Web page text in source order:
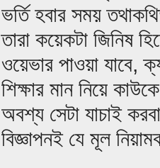
ভর্তি হবার সময়
তারা কয়েকটা জিনিষ
ওয়েভার পাওয়া যাবে,
শিক্ষার মান নিয়ে
অবশ্য সেটা যাচাই
বিজ্ঞাপনই যে মূল